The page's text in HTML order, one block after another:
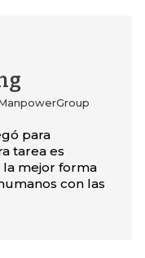
para
tarea es
mejor forma
con las